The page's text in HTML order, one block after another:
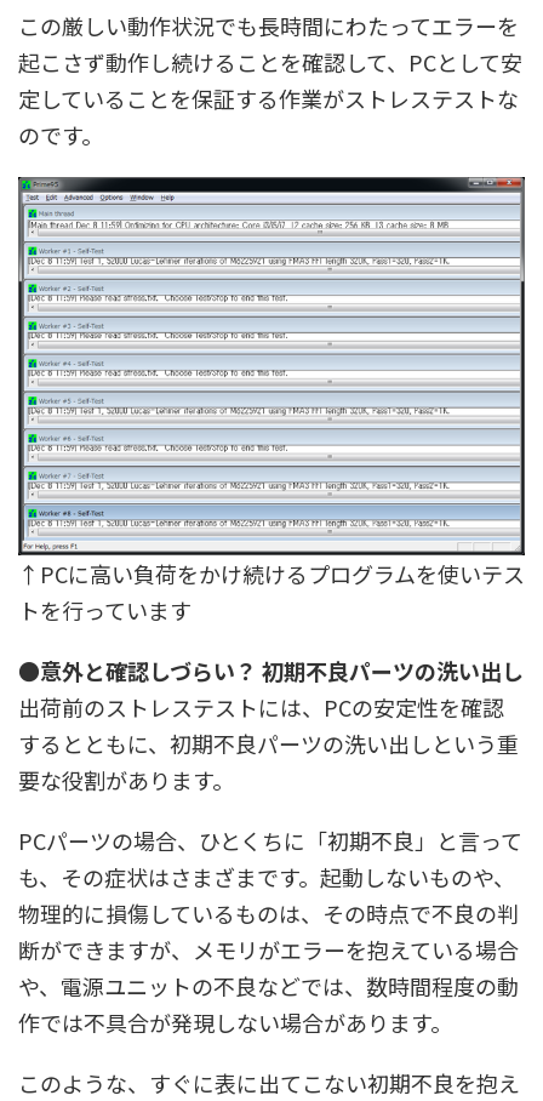
この厳しい動作状況でも長時間にわたってエラーを
起こさず動作し続けることを確認して、PCとして安
定していることを保証する作業がストレステストな
のです。
↑PCに高い負荷をかけ続けるプログラムを使いテス
トを行っています
●意外と確認しづらい？ 初期不良パーツの洗い出し
出荷前のストレステストには、PCの安定性を確認
するとともに、初期不良パーツの洗い出しという重
要な役割があります。
PCパーツの場合、ひとくちに「初期不良」と言って
も、その症状はさまざまです。起動しないものや、
物理的に損傷しているものは、その時点で不良の判
断ができますが、メモリがエラーを抱えている場合
や、電源ユニットの不良などでは、数時間程度の動
作では不具合が発現しない場合があります。
このような、すぐに表に出てこない初期不良を抱え